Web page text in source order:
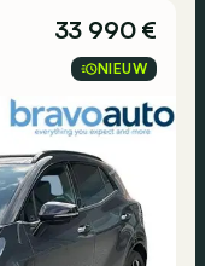
33 990 €
NIEUW